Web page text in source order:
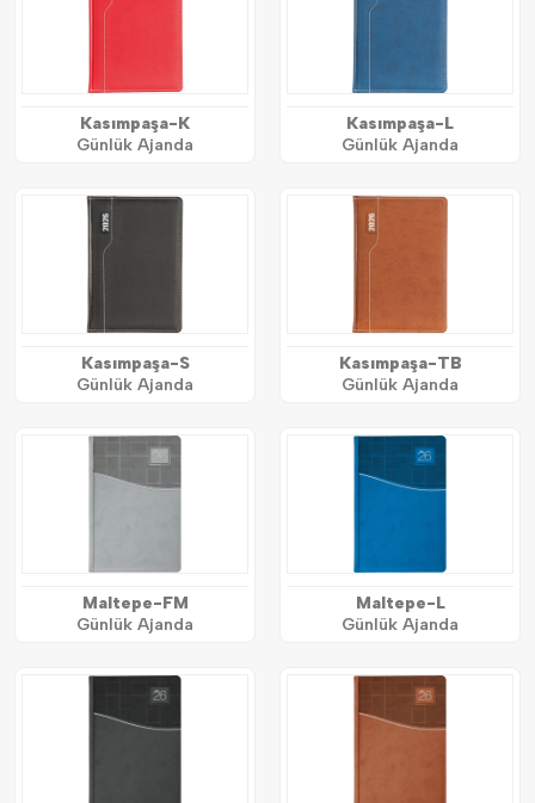
Kasımpaşa-K
Günlük Ajanda
Kasımpaşa-L
Günlük Ajanda
Kasımpaşa-S
Günlük Ajanda
Kasımpaşa-TB
Günlük Ajanda
Maltepe-FM
Günlük Ajanda
Maltepe-L
Günlük Ajanda